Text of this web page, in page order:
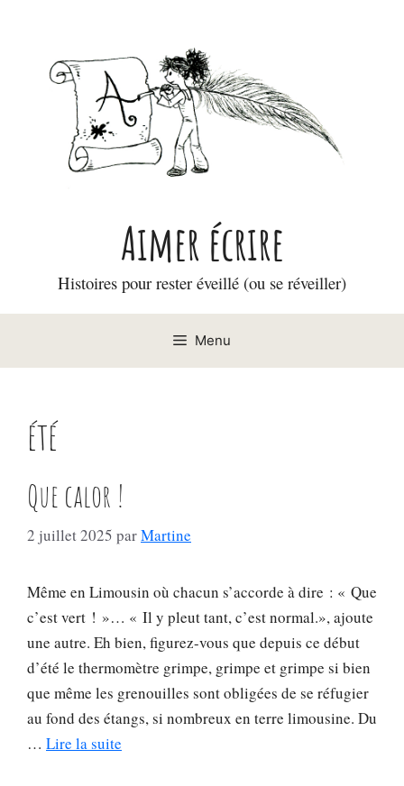
Aimer écrire
Histoires pour rester éveillé (ou se réveiller)
Menu
été
Que calor !
2 juillet 2025 parMartine
Même en Limousin où chacun s’accorde à dire : « Que
c’est vert ! »… « Il y pleut tant, c’est normal.», ajoute
une autre. Eh bien, figurez-vous que depuis ce début
d’été le thermomètre grimpe, grimpe et grimpe si bien
que même les grenouilles sont obligées de se réfugier
au fond des étangs, si nombreux en terre limousine. Du
… Lire la suite